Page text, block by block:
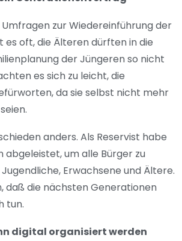
zur Wiedereinführung der
oft, die Älteren dürften in die
der Jüngeren so nicht
es sich zu leicht, die
da sie selbst nicht mehr
anders. Als Reservist habe
abgeleistet, um alle Bürger zu
Erwachsene und Ältere.
daß die nächsten Generationen
tun.
digital organisiert werden